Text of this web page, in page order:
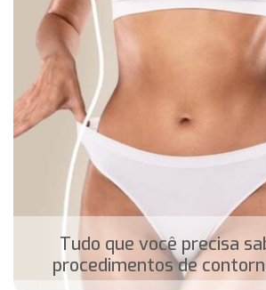
Tudo que você precisa
procedimentos de